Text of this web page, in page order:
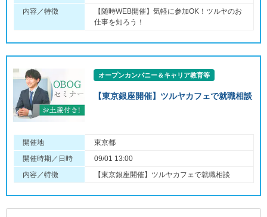
内容／特徴
【随時WEB開催】気軽に参加OK！ツルヤのお
仕事を知ろう！
オープンカンパニー＆キャリア教育等
【東京銀座開催】ツルヤカフェで就職相談
開催地
東京都
開催時期／日時
09/01 13:00
内容／特徴
【東京銀座開催】ツルヤカフェで就職相談